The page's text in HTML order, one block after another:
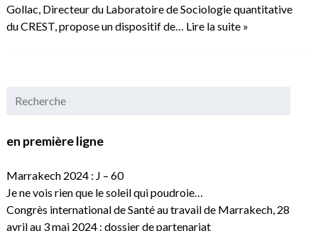
Gollac, Directeur du Laboratoire de Sociologie quantitative
du CREST, propose un dispositif de… Lire la suite »
en première ligne
Marrakech 2024 : J – 60
Je ne vois rien que le soleil qui poudroie…
Congrès international de Santé au travail de Marrakech, 28
avril au 3 mai 2024 : dossier de partenariat